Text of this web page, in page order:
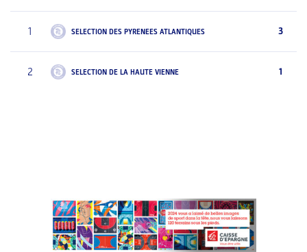
1 SELECTION DES PYRENEES ATLANTIQUES 3
2 SELECTION DE LA HAUTE VIENNE 1